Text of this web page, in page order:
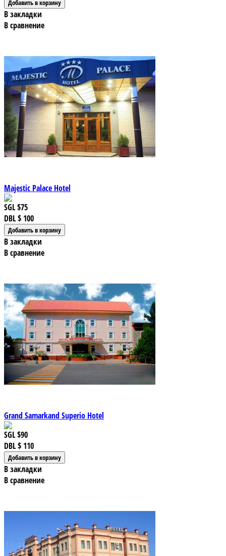
В закладки
В сравнение
Majestic Palace Hotel
SGL$75
DBL$ 100
В закладки
В сравнение
Grand Samarkand Superio Hotel
SGL$90
DBL$ 110
В закладки
В сравнение